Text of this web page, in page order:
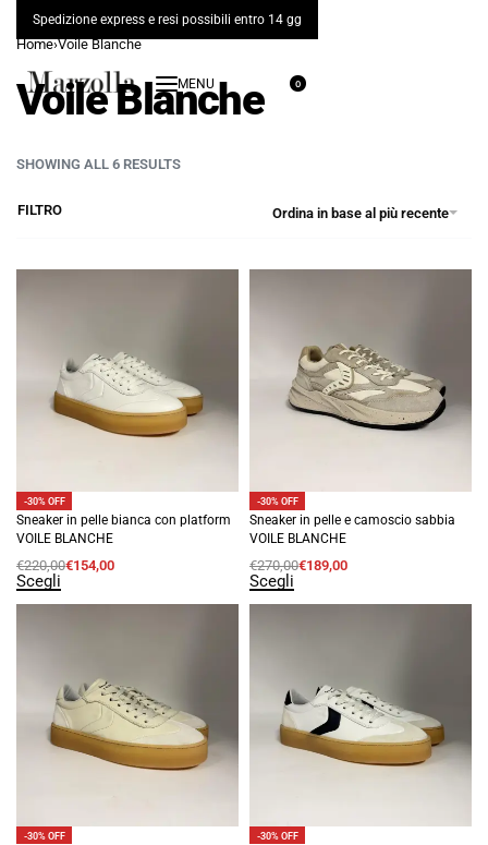
Spedizione express e resi possibili entro 14 gg
0
Home›Voile Blanche
Voile Blanche
SHOWING ALL 6 RESULTS
Ordina in base al più recente
FILTRO
-30% OFF
Sneaker in pelle bianca con platform
VOILE BLANCHE
€220,00€154,00
Scegli
-30% OFF
Sneaker in pelle e camoscio sabbia
VOILE BLANCHE
€270,00€189,00
Scegli
-30% OFF -30% OFF